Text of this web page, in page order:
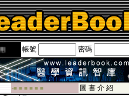
遊卡！！
帳號 密碼
-■ ■ ■ ■ ■ ■ 圖 書 介 紹